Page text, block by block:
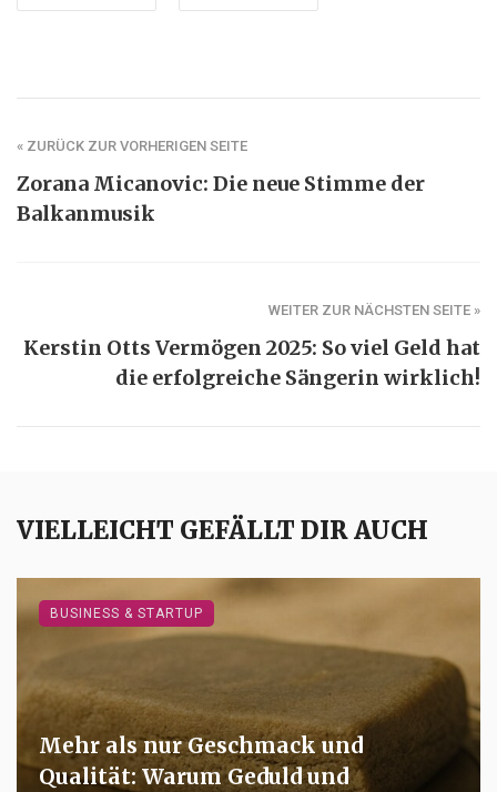
« ZURÜCK ZUR VORHERIGEN SEITE
Zorana Micanovic: Die neue Stimme der
Balkanmusik
WEITER ZUR NÄCHSTEN SEITE »
Kerstin Otts Vermögen 2025: So viel Geld hat
die erfolgreiche Sängerin wirklich!
VIELLEICHT GEFÄLLT DIR AUCH
Mehr als nur Geschmack und
Qualität: Warum Geduld und
BUSINESS & STARTUP